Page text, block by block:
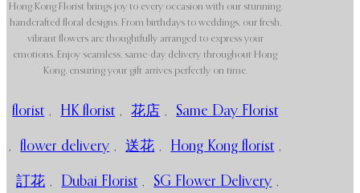
Hong Kong Florist brings joy to every occasion with our stunning,
handcrafted floral designs. From birthdays to weddings, our fresh,
vibrant flowers are thoughtfully arranged to express your
emotions. Enjoy seamless, same-day delivery throughout Hong
Kong, ensuring your gift arrives perfectly on time.
florist , HK florist , 花店 , Same Day Florist
, flower delivery , 送花 , Hong Kong florist ,
訂花 , Dubai Florist , SG Flower Delivery ,